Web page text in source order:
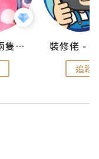
儍媽媽與兩隻小魔怪之家
追蹤